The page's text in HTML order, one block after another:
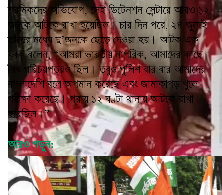
শ্রমিকদের অভিযোগ, সেই ডিটেনশন সেন্টারে আরও ১২
জনকে আটকে রাখা হয়েছিল। চার দিন পরে, ২৪ জুলাই
তাঁদের মধ্যে দু’জনকে ছেড়ে দেওয়া হয়। আটক এক
যুবক বলেন, “আমরা ভারতীয় নাগরিক, আমাদের কাছে
বৈধ পরিচয়পত্রও ছিল। তবুও পুলিশ বার বার আমাদের
বাংলাদেশি বলে অপমান করেছে এবং জামাকাপড় খুলে
পরীক্ষা করেছে। প্রায় ১২ ঘণ্টা থানায় আটকে রাখা
হয়েছিল।”
আরও পড়ুন: